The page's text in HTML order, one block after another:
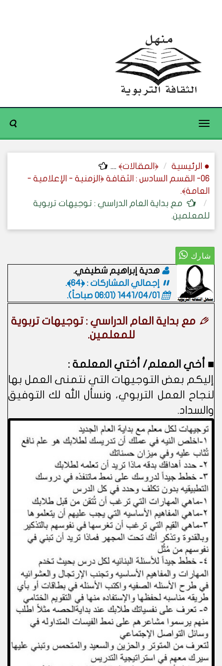
Toggle
● الرئيسية ﴿المقالات﴾ ....
06- القسم السادس : الثقافة ﴿الزمنية - الإعلامية -
العامة﴾.
مع بداية العام الدراسي : توجيهات تربوية
للمعلمين.
هدية إبراهيم شطيفي.
إجمالي المشاركات : ﴿64﴾.
1441/04/01 (06:01 صباحاً)
.
مع بداية العام الدراسي : توجيهات تربوية
للمعلمين.
■ أخي المعلم/ أختي المعلمة :
إليكم بعض التوجيهات التي نتمنى العمل بها
لنجاح العمل التربوي، ونسأل الله لك التوفيق
والسداد.